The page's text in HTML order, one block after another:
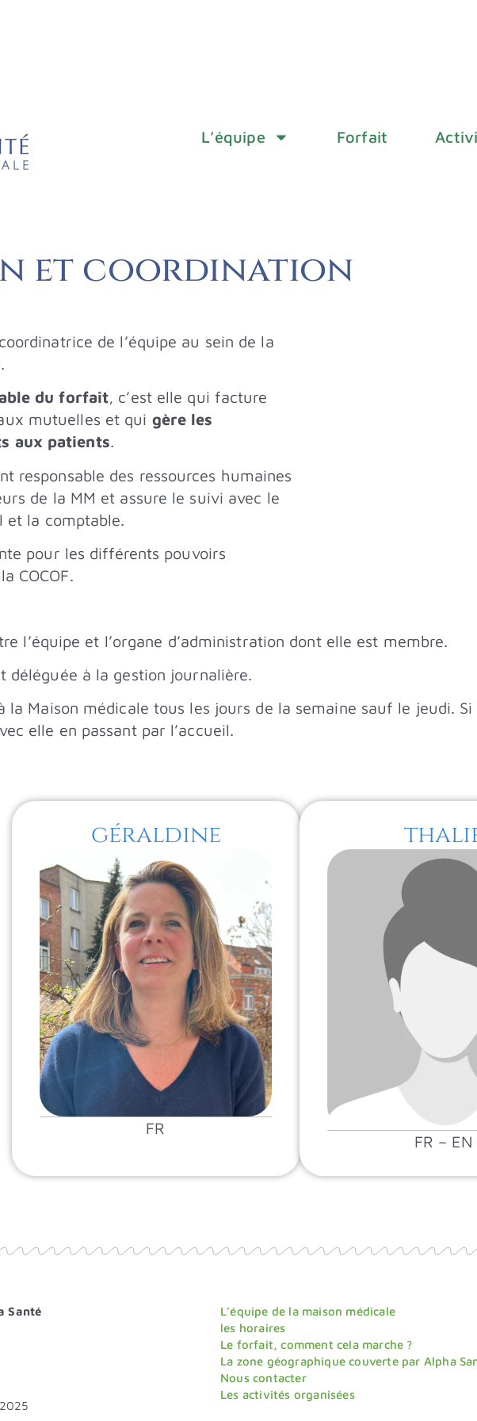
L’équipe Forfait
et coordination
de l’équipe au sein de la
du forfait, c’est elle qui facture
mutuelles et qui gère les
aux patients.
responsable des ressources humaines
de la MM et assure le suivi avec le
et la comptable.
pour les différents pouvoirs
COCOF.
l’équipe et l’organe d’administration dont elle est membre.
déléguée à la gestion journalière.
la Maison médicale tous les jours de la semaine sauf le jeudi.
elle en passant par l’accueil.
géraldine
FR
FR – EN
Santé
L’équipe de la maison médicale
les horaires
Le forfait, comment cela marche ?
La zone géographique couverte par Alpha
Nous contacter
Les activités organisées